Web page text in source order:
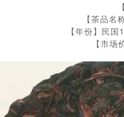
【茶品名
【年份】民
【市